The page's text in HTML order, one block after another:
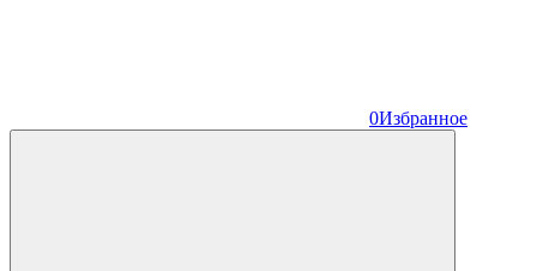
0Избранное